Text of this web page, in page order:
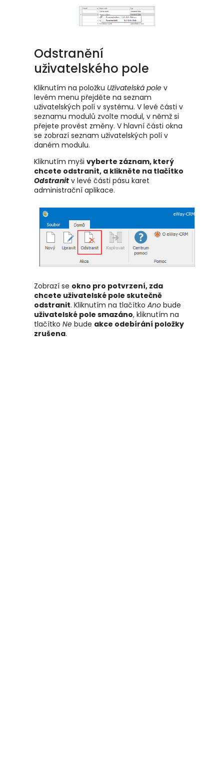
Odstranění
uživatelského pole
Kliknutím na položku Uživatelská pole v
levém menu přejděte na seznam
uživatelských polí v systému. V levé části v
seznamu modulů zvolte modul, v němž si
přejete provést změny. V hlavní části okna
se zobrazí seznam uživatelských polí v
daném modulu.
Kliknutím myši vyberte záznam, který
chcete odstranit, a klikněte na tlačítko
Odstranit v levé části pásu karet
administrační aplikace.
Zobrazí se okno pro potvrzení, zda
chcete uživatelské pole skutečně
odstranit. Kliknutím na tlačítko Ano bude
uživatelské pole smazáno, kliknutím na
tlačítko Ne bude akce odebírání položky
zrušena.